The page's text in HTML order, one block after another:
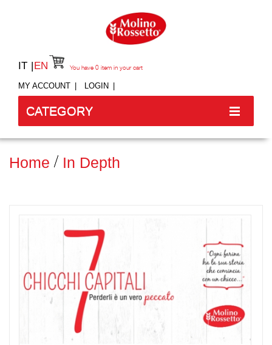
IT EN
MY ACCOUNT LOGIN
You have 0 item in your cart
CATEGORY
Home In Depth